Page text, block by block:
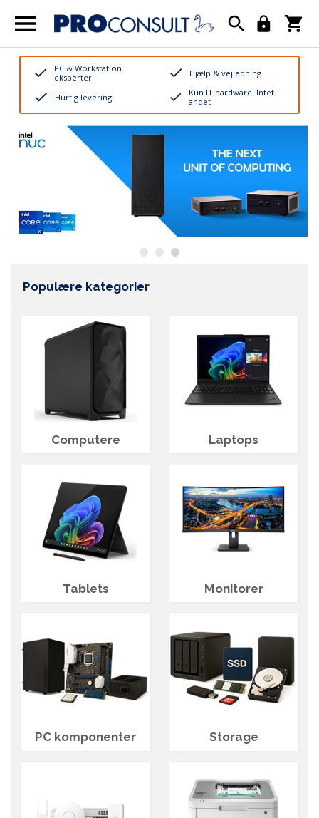
PC & Workstation
eksperter
Hjælp & vejledning
Hurtig levering
Kun IT hardware. Intet
andet
Populære kategorier
Computere Laptops
Tablets Monitorer
PC komponenter Storage